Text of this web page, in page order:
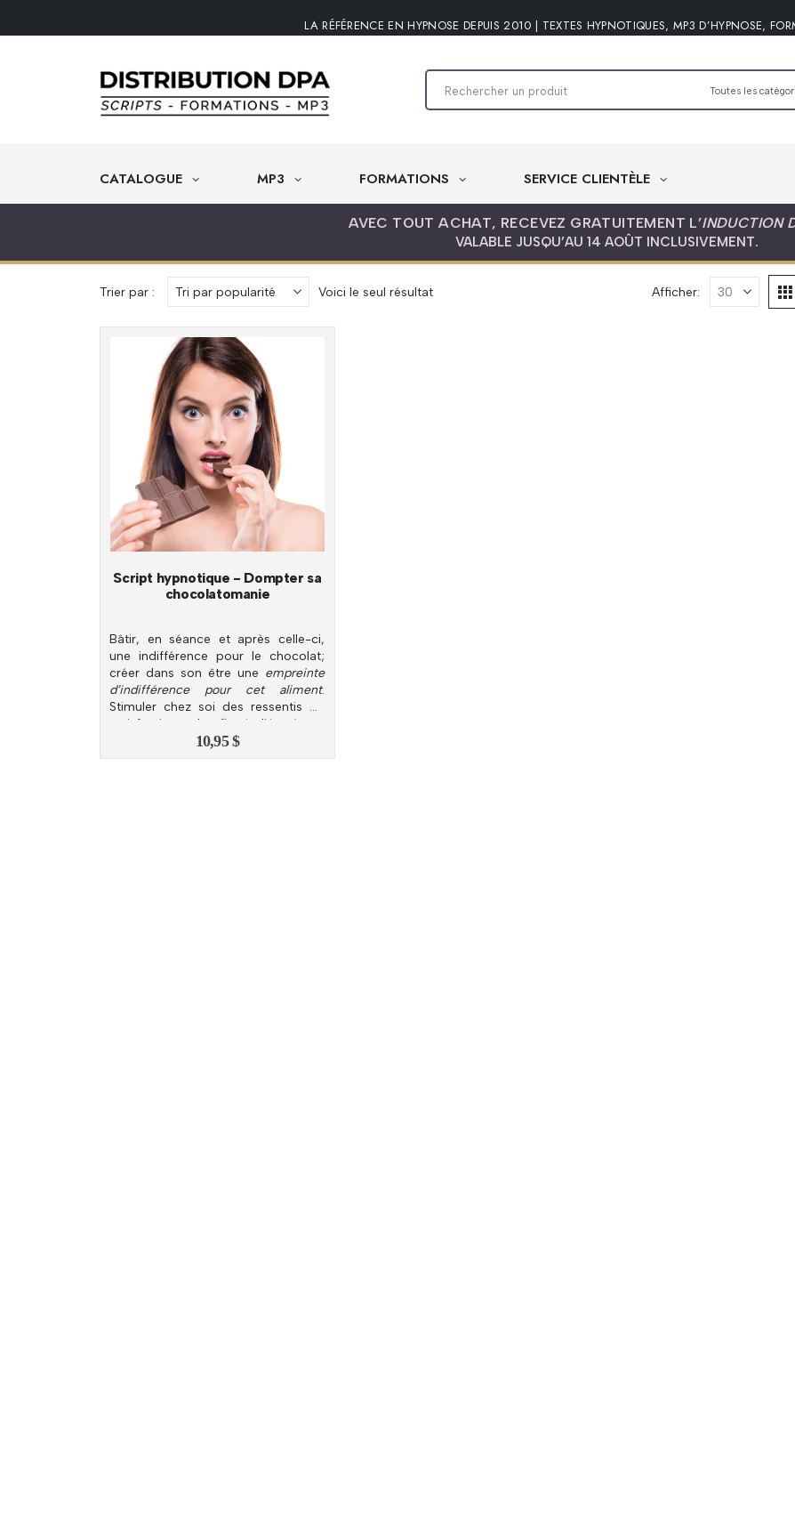
LA RÉFÉRENCE EN HYPNOSE DEPUIS 2010 | TEXTES HYPNOTIQUES, MP3 D’HYPNOSE,
CATALOGUE MP3 FORMATIONS SERVICE CLIENTÈLE
AVEC TOUT ACHAT, RECEVEZ GRATUITEMENT L’INDUCTION
VALABLE JUSQU’AU 14 AOÛT INCLUSIVEMENT.
Trier par : Voici le seul résultat Afficher:
Script hypnotique - Dompter sa
chocolatomanie
Bâtir, en séance et après celle-ci,
une indifférence pour le chocolat;
créer dans son être une empreinte
d’indifférence pour cet aliment.
Stimuler chez soi des ressentis de
satisfaction, de fierté liés à sa
10,95$